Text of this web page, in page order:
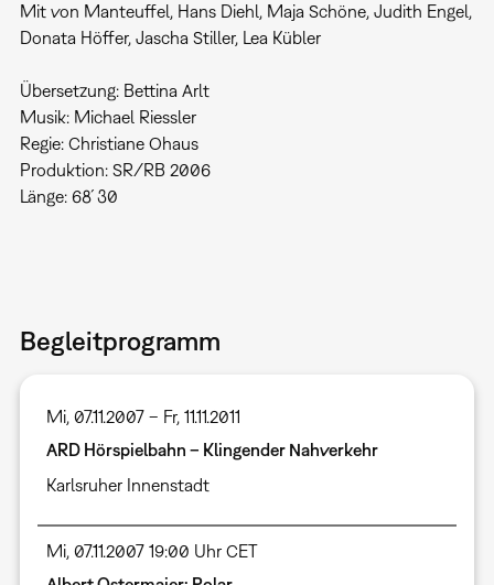
Mit von Manteuffel, Hans Diehl, Maja Schöne, Judith Engel,
Donata Höffer, Jascha Stiller, Lea Kübler
Übersetzung: Bettina Arlt
Musik: Michael Riessler
Regie: Christiane Ohaus
Produktion: SR/RB 2006
Länge: 68´30
Begleitprogramm
Mi, 07.11.2007 – Fr, 11.11.2011
ARD Hörspielbahn – Klingender Nahverkehr
Karlsruher Innenstadt
Mi, 07.11.2007 19:00 Uhr CET